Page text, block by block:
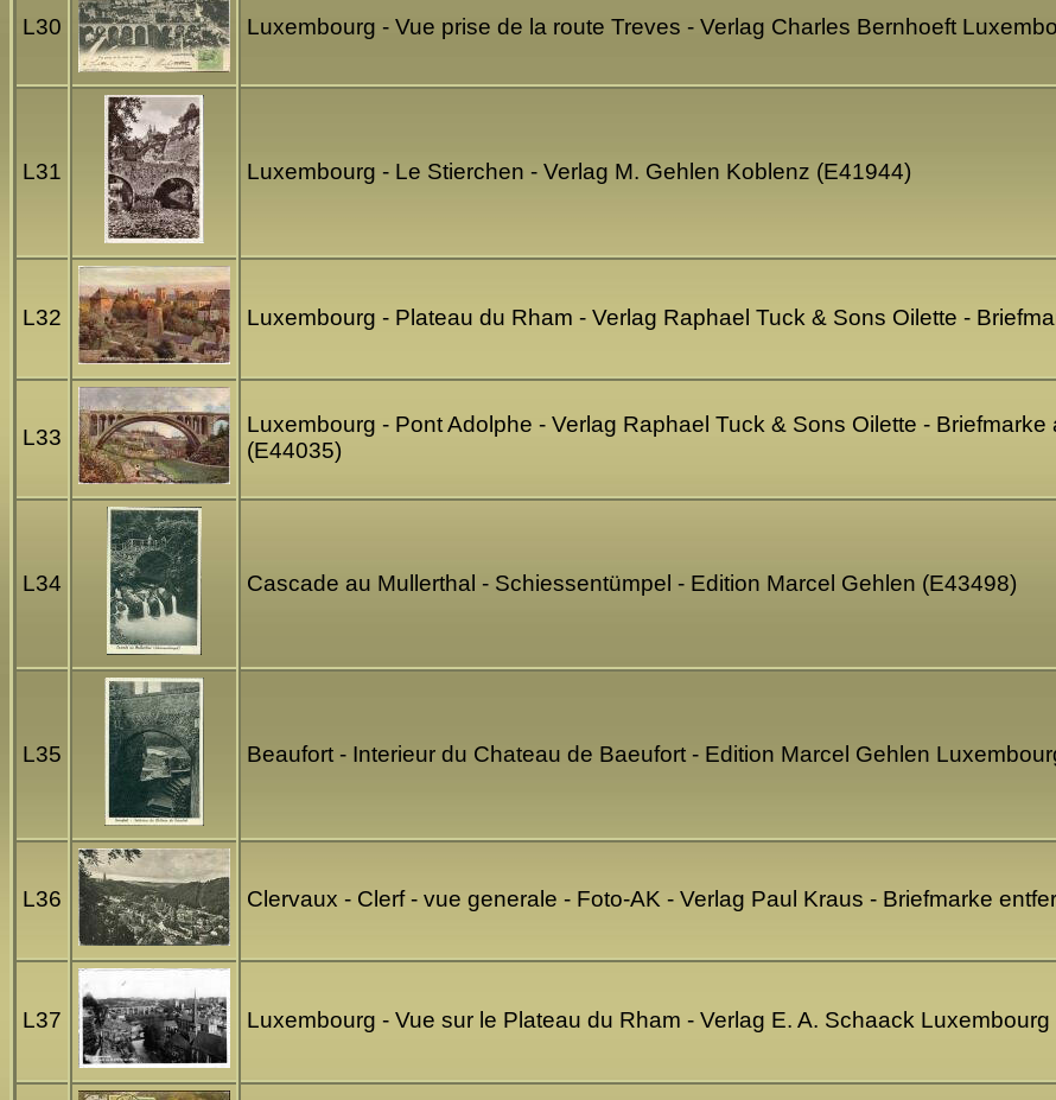
L30 Luxembourg - Vue prise de la route Treves - Verlag Charles Bernhoeft
L31 Luxembourg - Le Stierchen - Verlag M. Gehlen Koblenz (E41944)
L32 Luxembourg - Plateau du Rham - Verlag Raphael Tuck & Sons Oilette -
L33
Luxembourg - Pont Adolphe - Verlag Raphael Tuck & Sons Oilette -
(E44035)
L34 Cascade au Mullerthal - Schiessentümpel - Edition Marcel Gehlen (E43498)
L35 Beaufort - Interieur du Chateau de Baeufort - Edition Marcel Gehlen
L36 Clervaux - Clerf - vue generale - Foto-AK - Verlag Paul Kraus - Briefmarke
L37 Luxembourg - Vue sur le Plateau du Rham - Verlag E. A. Schaack